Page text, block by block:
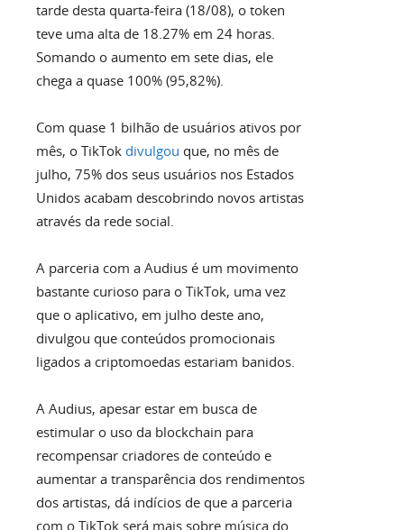
tarde desta quarta-feira (18/08), o token
teve uma alta de 18.27% em 24 horas.
Somando o aumento em sete dias, ele
chega a quase 100% (95,82%).
Com quase 1 bilhão de usuários ativos por
mês, o TikTok divulgou que, no mês de
julho, 75% dos seus usuários nos Estados
Unidos acabam descobrindo novos artistas
através da rede social.
A parceria com a Audius é um movimento
bastante curioso para o TikTok, uma vez
que o aplicativo, em julho deste ano,
divulgou que conteúdos promocionais
ligados a criptomoedas estariam banidos.
A Audius, apesar estar em busca de
estimular o uso da blockchain para
recompensar criadores de conteúdo e
aumentar a transparência dos rendimentos
dos artistas, dá indícios de que a parceria
com o TikTok será mais sobre música do